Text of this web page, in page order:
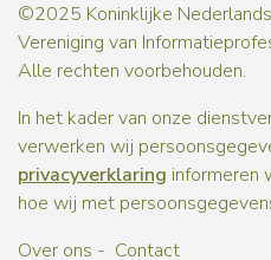
©2025 Koninklijke
Vereniging van
Alle rechten voorbehouden.
In het kader van onze
verwerken wij
privacyverklaring informeren
hoe wij met
Over ons
Contact